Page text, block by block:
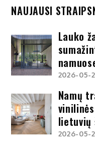
NAUJAUSI
Lauko
2026-05-
Namų
lietuvių
2026-05-